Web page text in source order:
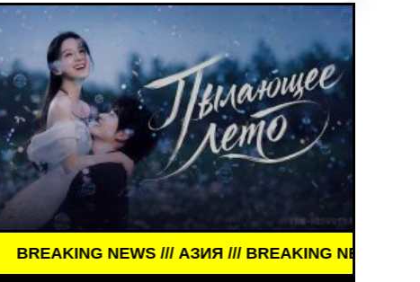
NEWS /// АЗИЯ /// BREAKING NEWS /// АЗИЯ ///